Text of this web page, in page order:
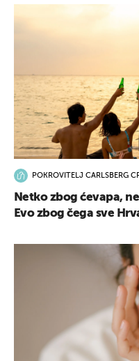
POKROVITELJ CARLSBERG
Netko zbog ćevapa,
Evo zbog čega sve